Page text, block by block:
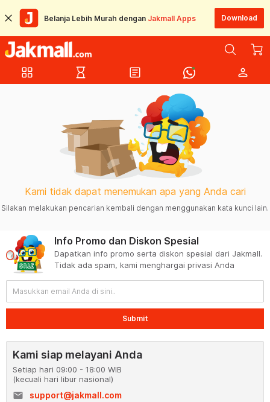
Belanja Lebih Murah dengan Jakmall Apps Download
grid_view hourglass_empty article person
Kami tidak dapat menemukan apa yang Anda cari
Silakan melakukan pencarian kembali dengan menggunakan kata kunci lain.
Info Promo dan Diskon Spesial
Dapatkan info promo serta diskon spesial dari Jakmall.
Tidak ada spam, kami menghargai privasi Anda
Submit
Kami siap melayani Anda
Setiap hari 09:00 - 18:00 WIB
(kecuali hari libur nasional)
email
support@jakmall.com